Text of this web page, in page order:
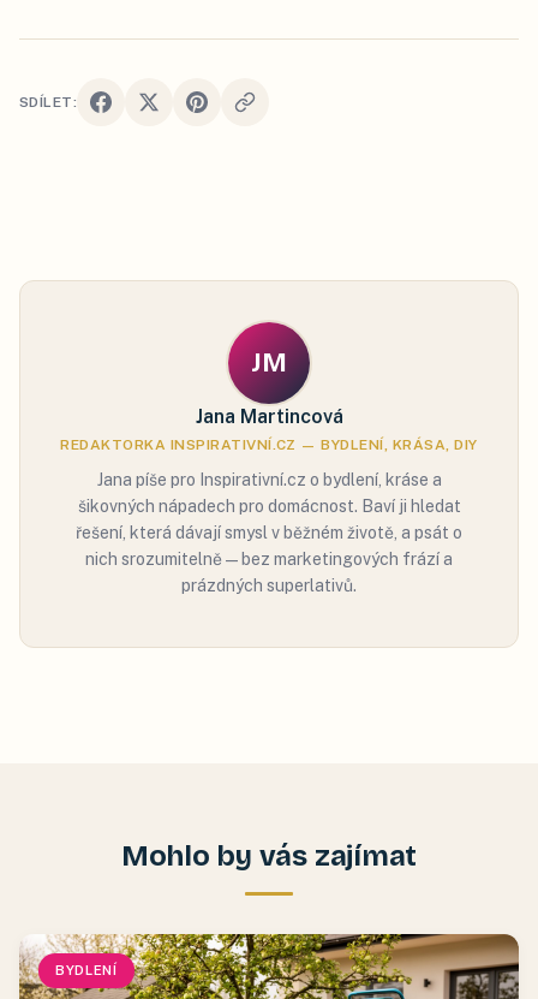
SDÍLET:
JM
Jana Martincová
REDAKTORKA INSPIRATIVNÍ.CZ — BYDLENÍ, KRÁSA, DIY
Jana píše pro Inspirativní.cz o bydlení, kráse a
šikovných nápadech pro domácnost. Baví ji hledat
řešení, která dávají smysl v běžném životě, a psát o
nich srozumitelně — bez marketingových frází a
prázdných superlativů.
Mohlo by vás zajímat
BYDLENÍ